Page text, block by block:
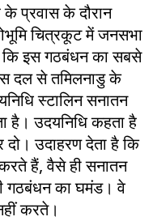
के प्रवास के दौरान
चित्रकूट में जनसभा
कि इस गठबंधन का सबसे
दल से तमिलनाडु के
स्टालिन सनातन
है। उदयनिधि कहता है
उदाहरण देता है कि
हैं, वैसे ही सनातन
गठबंधन का घमंड। वे
करते।